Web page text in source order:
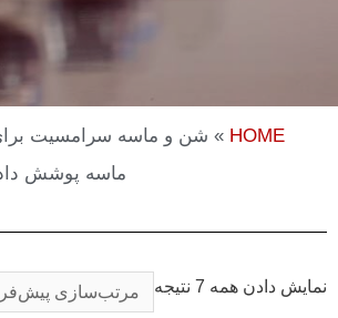
HOME
» شن و ماسه سرامسیت برای
ماسه پوشش داده
دادن همه 7 نتیجه